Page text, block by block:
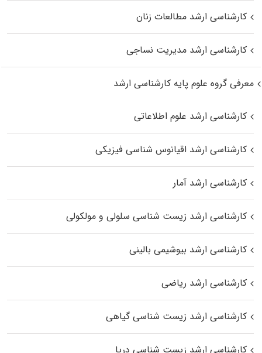
کارشناسی ارشد مطالعات زنان
کارشناسی ارشد مدیریت نساجی
معرفی گروه علوم پایه کارشناسی ارشد
کارشناسی ارشد علوم اطلاعاتی
کارشناسی ارشد اقیانوس‌ شناسی فیزیکی
کارشناسی ارشد آمار
کارشناسی ارشد زیست شناسی سلولی و مولکولی
کارشناسی ارشد بیوشیمی بالینی
کارشناسی ارشد ریاضی
کارشناسی ارشد زیست‌ شناسی گیاهی
کارشناسی ارشد زیست‌ شناسی دریا